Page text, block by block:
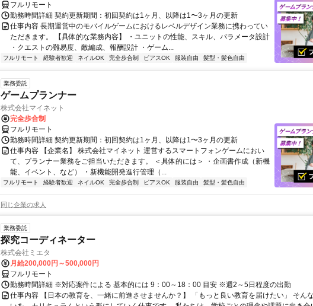
フルリモート
勤務時間詳細 契約更新期間：初回契約は1ヶ月、以降は1〜3ヶ月の更新
仕事内容 長期運営中のモバイルゲームにおけるレベルデザイン業務に携わってい
ただきます。 【具体的な業務内容】 ・ユニットの性能、スキル、パラメータ設計
・クエストの難易度、敵編成、報酬設計 ・ゲーム...
フルリモート 経験者歓迎 ネイルOK 完全歩合制 ピアスOK 服装自由 髪型・髪色自由
業務委託
ゲームプランナー
株式会社マイネット
完全歩合制
フルリモート
勤務時間詳細 契約更新期間：初回契約は1ヶ月、以降は1〜3ヶ月の更新
仕事内容 【企業名】 株式会社マイネット 運営するスマートフォンゲームにおい
て、プランナー業務をご担当いただきます。 ＜具体的には＞ ・企画書作成（新機
能、イベント、など） ・新機能開発進行管理（...
フルリモート 経験者歓迎 ネイルOK 完全歩合制 ピアスOK 服装自由 髪型・髪色自由
同じ企業の求人
業務委託
探究コーディネーター
株式会社ミエタ
月給200,000円～500,000円
フルリモート
勤務時間詳細 ※対応案件による 基本的には 9：00～18：00 目安 ※週2～5日程度の出勤
仕事内容 【日本の教育を、一緒に前進させませんか？】 「もっと良い教育を届けたい」 そん